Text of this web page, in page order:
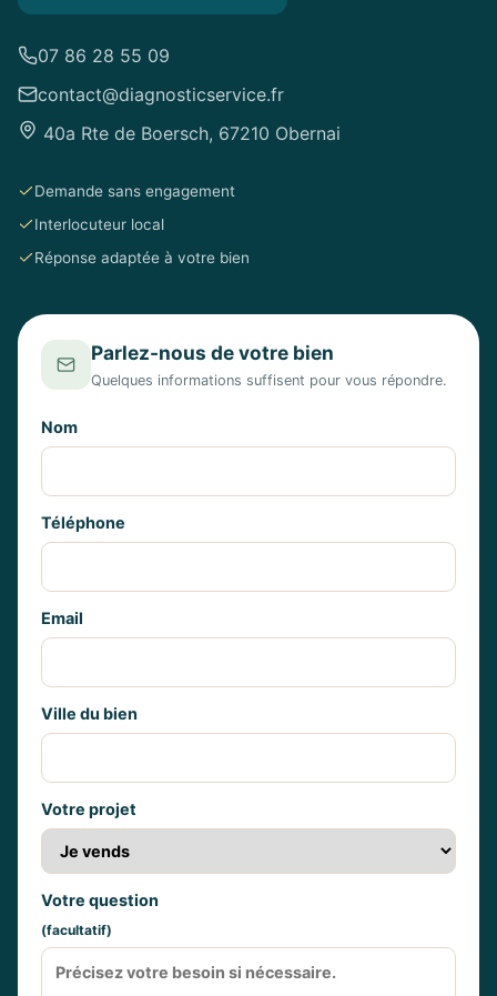
07 86 28 55 09
contact@diagnosticservice.fr
40a Rte de Boersch, 67210 Obernai
Demande sans engagement
Interlocuteur local
Réponse adaptée à votre bien
Parlez-nous de votre bien
Quelques informations suffisent pour vous répondre.
Nom
Téléphone
Email
Ville du bien
Votre projet
Votre question
(facultatif)